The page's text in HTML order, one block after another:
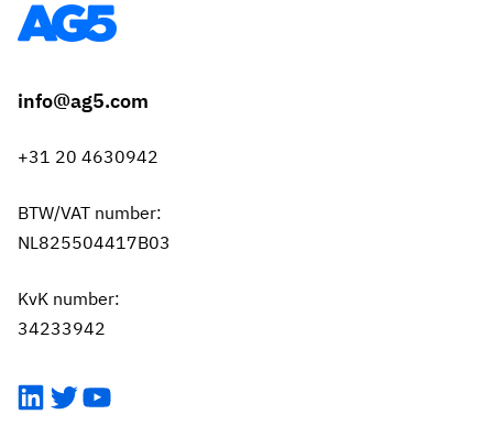
info@ag5.com
+31 20 4630942
BTW/VAT number:
NL825504417B03
KvK number:
34233942
LinkedIn
TwitterYouTube